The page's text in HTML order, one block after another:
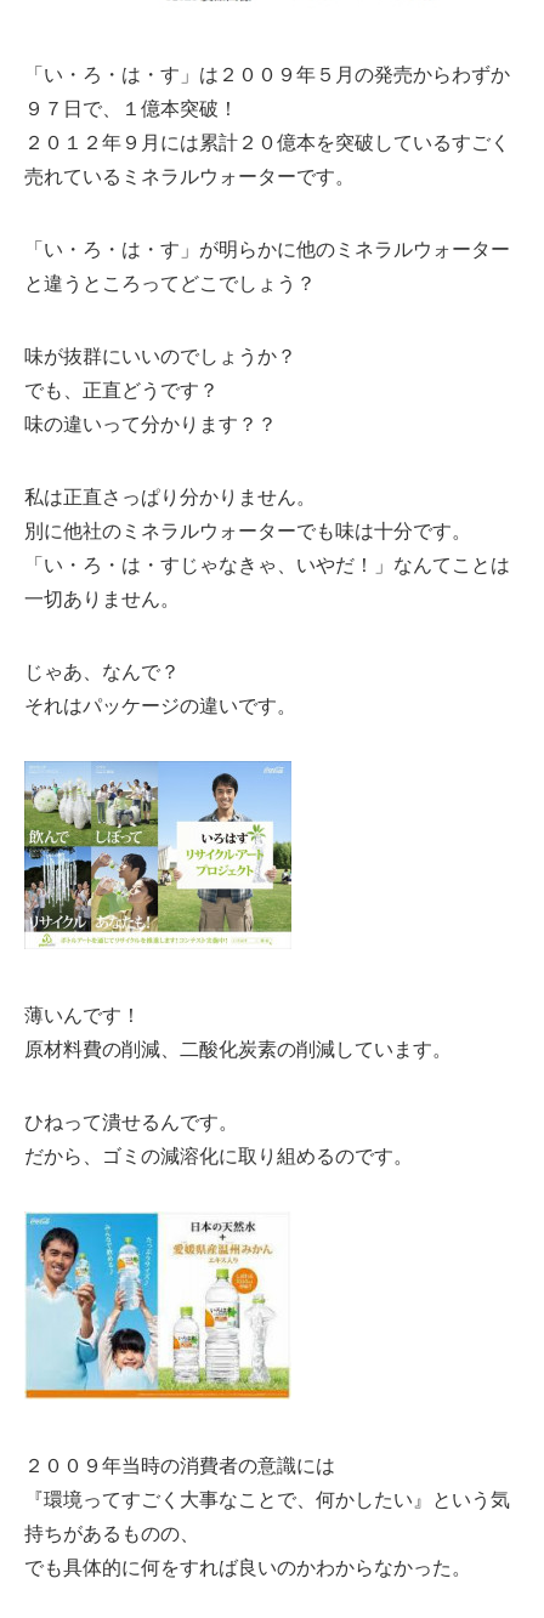
「い・ろ・は・す」は２００９年５月の発売からわずか
９７日で、１億本突破！
２０１２年９月には累計２０億本を突破しているすごく
売れているミネラルウォーターです。
「い・ろ・は・す」が明らかに他のミネラルウォーター
と違うところってどこでしょう？
味が抜群にいいのでしょうか？
でも、正直どうです？
味の違いって分かります？？
私は正直さっぱり分かりません。
別に他社のミネラルウォーターでも味は十分です。
「い・ろ・は・すじゃなきゃ、いやだ！」なんてことは
一切ありません。
じゃあ、なんで？
それはパッケージの違いです。
薄いんです！
原材料費の削減、二酸化炭素の削減しています。
ひねって潰せるんです。
だから、ゴミの減溶化に取り組めるのです。
２００９年当時の消費者の意識には
『環境ってすごく大事なことで、何かしたい』という気
持ちがあるものの、
でも具体的に何をすれば良いのかわからなかった。